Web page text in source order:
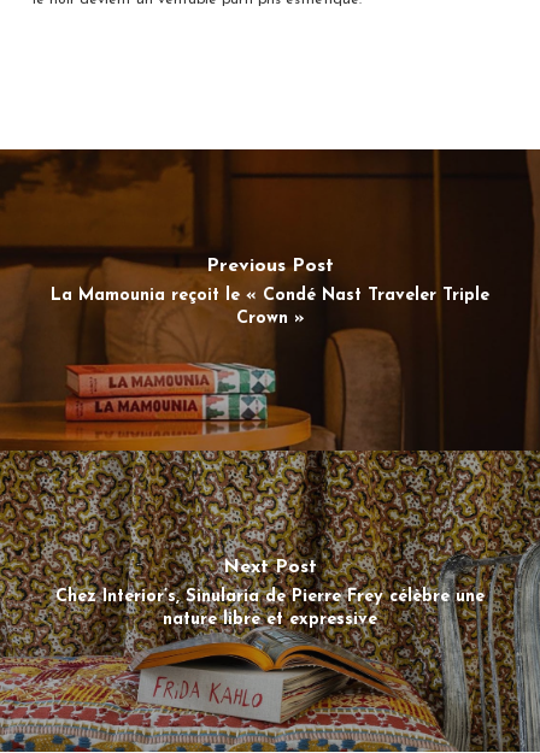
Previous Post
La Mamounia reçoit le « Condé Nast Traveler Triple
Crown »
Next Post
Chez Interior’s, Sinularia de Pierre Frey célèbre une
nature libre et expressive